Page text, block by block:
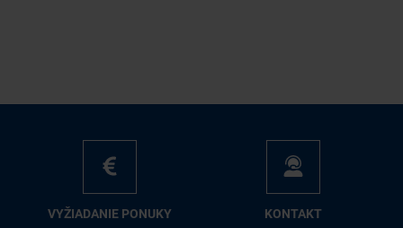
VY­ŽIA­DA­NIE PO­NU­KY KON­TAKT